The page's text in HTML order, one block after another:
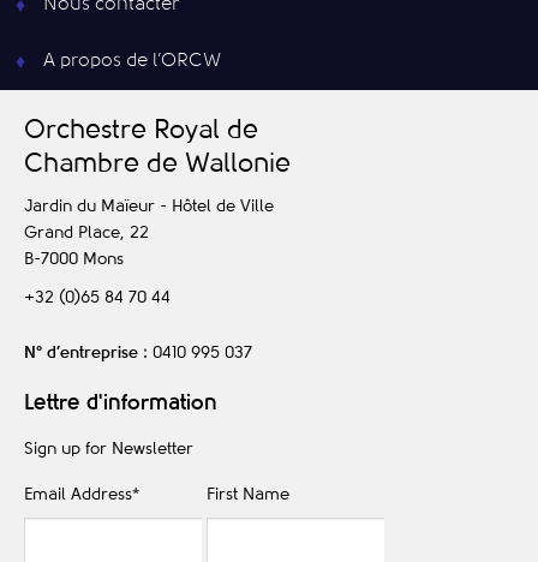
Nous contacter
A propos de l’ORCW
Orchestre Royal de
Chambre de Wallonie
Jardin du Maïeur - Hôtel de Ville
Grand Place, 22
B-7000 Mons
+32 (0)65 84 70 44
N° d’entreprise : 0410 995 037
Lettre d'information
Sign up for Newsletter
Email Address* First Name